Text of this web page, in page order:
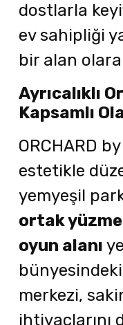
dostlarla
ev sahipliği
bir alan
Ayrıcalıklı
Kapsamlı
ORCHARD
estetikle
yemyeşil
ortak
oyun alanı
merkezi,
ihtiyaçlarını